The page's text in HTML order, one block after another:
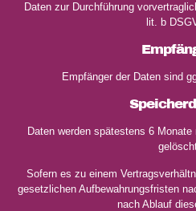
Daten zur Durchführung
lit. b
Empfänger der Daten sind
Daten werden spätestens 6
Sofern es zu einem
gesetzlichen Aufbewahrungsfristen
nach Ablauf